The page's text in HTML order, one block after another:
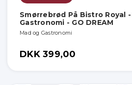
Smørrebrød På Bistro Royal
Gastronomi - GO DREAM
Mad og Gastronomi
DKK 399,00